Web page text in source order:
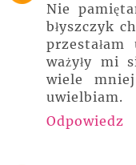
Nie
błyszczyk
przestałam
ważyły mi
wiele
uwielbiam.
Odpowiedz